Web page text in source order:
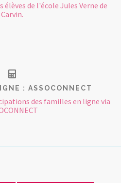
élèves de l'école Jules Verne de
Carvin.
: ASSOCONNECT
des familles en ligne via